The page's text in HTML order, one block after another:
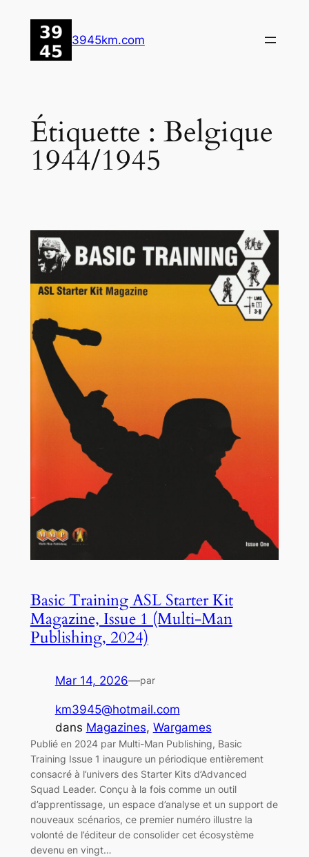
contenu
3945km.com
Étiquette : Belgique
1944/1945
Basic Training ASL Starter Kit
Magazine, Issue 1 (Multi-Man
Publishing, 2024)
Mar 14, 2026—par
km3945@hotmail.com
dans Magazines, Wargames
Publié en 2024 par Multi-Man Publishing, Basic
Training Issue 1 inaugure un périodique entièrement
consacré à l’univers des Starter Kits d’Advanced
Squad Leader. Conçu à la fois comme un outil
d’apprentissage, un espace d’analyse et un support de
nouveaux scénarios, ce premier numéro illustre la
volonté de l’éditeur de consolider cet écosystème
devenu en vingt…